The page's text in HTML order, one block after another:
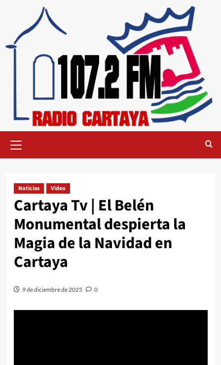
Noticias Video
Cartaya Tv | El Belén
Monumental despierta la
Magia de la Navidad en
Cartaya
9 de diciembre de 2025 0